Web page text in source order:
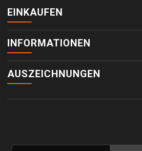
EINKAUFEN
INFORMATIONEN
AUSZEICHNUNGEN